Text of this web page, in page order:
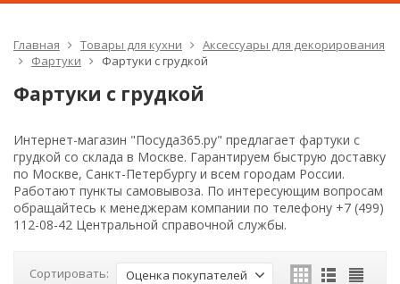
Главная Товары для кухни
Аксессуары для декорирования
Фартуки
Фартуки с грудкой
Фартуки с грудкой
Интернет-магазин "Посуда365.ру" предлагает фартуки с
грудкой со склада в Москве. Гарантируем быструю доставку
по Москве, Санкт-Петербургу и всем городам России.
Работают пункты самовывоза. По интересующим вопросам
обращайтесь к менеджерам компании по телефону +7 (499)
112-08-42 Центральной справочной службы.
Сортировать: Оценка покупателей